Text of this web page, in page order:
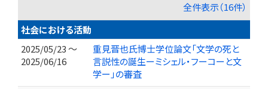
全件表示（16件）
社会における活動
2025/05/23 ～
2025/06/16
重見晋也氏博士学位論文「文学の死と
言説性の誕生ーミシェル・フーコーと文
学ー」の審査